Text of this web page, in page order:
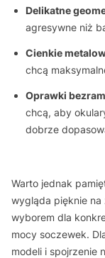
Delikatne
agresywne niż
Cienkie
chcą
Oprawki
chcą, aby
dobrze
Warto jednak
wygląda pięknie na
wyborem dla
mocy soczewek.
modeli i spojrzenie